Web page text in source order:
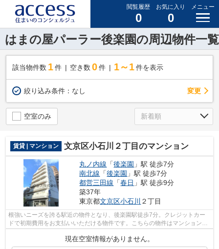
閲覧履歴
0
お気に入り
0
メニュー
はまの屋パーラー後楽園の周辺物件一覧
該当物件数 1件 空き数 0 件 1～1 件を表示
絞り込み条件： なし 変更
空室のみ
賃貸 | マンション 文京区小石川２丁目のマンション
丸ノ内線 「後楽園 」駅 徒歩7分
南北線 「後楽園 」駅 徒歩7分
都営三田線 「春日 」駅 徒歩9分
築37年
東京都文京区小石川 ２丁目
根強いニーズを誇る駅近の物件となり、後楽園駅徒歩7分。クレジットカー
ドで初期費用をお支払いいただける物件です。こちらの物件はマンションで
す。エレベーターがある物件です。アク...
現在空室情報がありません。